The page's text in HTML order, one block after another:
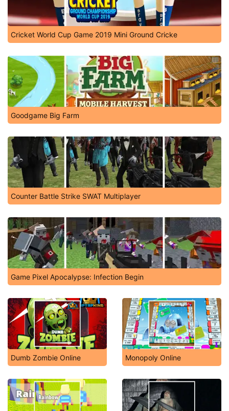
Cricket World Cup Game 2019 Mini Ground Cricke
Goodgame Big Farm
Counter Battle Strike SWAT Multiplayer
Game Pixel Apocalypse: Infection Begin
Dumb Zombie Online Monopoly Online